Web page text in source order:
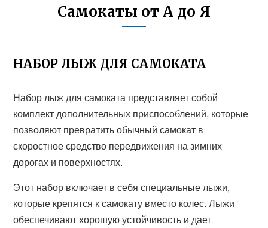
Самокаты от А до Я
НАБОР ЛЫЖ ДЛЯ САМОКАТА
Набор лыж для самоката представляет собой
комплект дополнительных приспособлений, которые
позволяют превратить обычный самокат в
скоростное средство передвижения на зимних
дорогах и поверхностях.
Этот набор включает в себя специальные лыжи,
которые крепятся к самокату вместо колес. Лыжи
обеспечивают хорошую устойчивость и дает